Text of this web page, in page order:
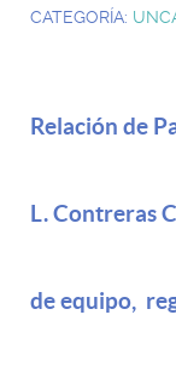
CATEGORÍA:
Relación de
L. Contreras
de equipo,